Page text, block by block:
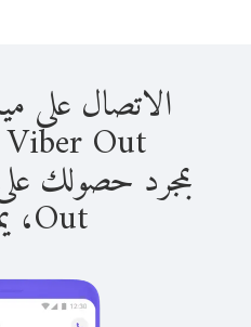
الاتصال على
Viber Out سهل للغاية.
Out، يمكنك: